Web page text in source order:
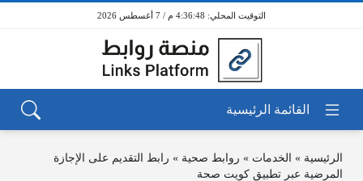
4:36:48 م / 7 أغسطس 2026
الرئيسية » الخدمات » روابط صحية » رابط التقديم على الإجازة
المرضية عبر تطبيق كويت صحة